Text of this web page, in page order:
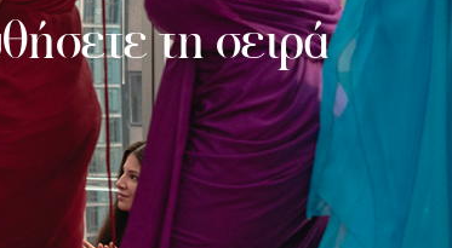
τη σειρά